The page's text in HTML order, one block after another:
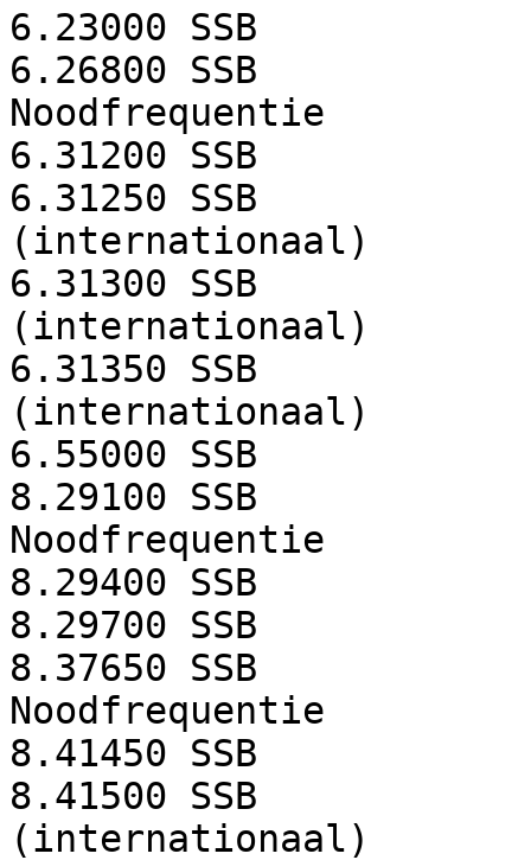
6.23000
SSB
6.26800
SSB
Noodfrequentie
6.31200
SSB
6.31250
SSB
(internationaal)
6.31300
SSB
(internationaal)
6.31350
SSB
(internationaal)
6.55000
SSB
8.29100
SSB
Noodfrequentie
8.29400
SSB
8.29700
SSB
8.37650
SSB
Noodfrequentie
8.41450
SSB
8.41500
SSB
(internationaal)